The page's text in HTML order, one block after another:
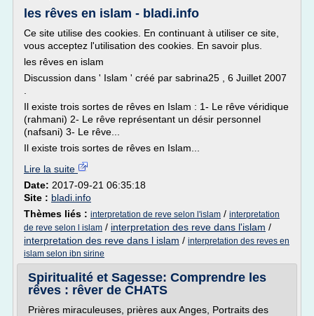
les rêves en islam - bladi.info
Ce site utilise des cookies. En continuant à utiliser ce site,
vous acceptez l'utilisation des cookies. En savoir plus.
les rêves en islam
Discussion dans ' Islam ' créé par sabrina25 , 6 Juillet 2007
Il existe trois sortes de rêves en Islam : 1- Le rêve véridique
(rahmani) 2- Le rêve représentant un désir personnel
(nafsani) 3- Le rêve...
Il existe trois sortes de rêves en Islam...
Lire la suite
Date: 2017-09-21 06:35:18
Site : bladi.info
Thèmes liés : interpretation de reve selon l'islam / interpretation
de reve selon l islam / interpretation des reve dans l'islam /
interpretation des reve dans l islam / interpretation des reves en
islam selon ibn sirine
Spiritualité et Sagesse: Comprendre les
rêves : rêver de CHATS
Prières miraculeuses, prières aux Anges, Portraits des